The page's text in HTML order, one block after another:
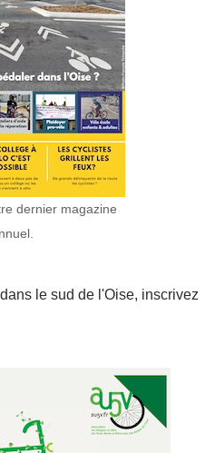
dernier magazine
le sud de l'Oise, inscrivez